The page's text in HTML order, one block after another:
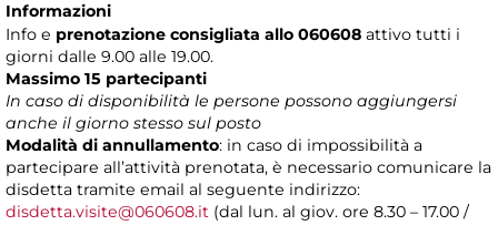
Informazioni
Info e prenotazione consigliata allo 060608 attivo tutti i
giorni dalle 9.00 alle 19.00.
Massimo 15 partecipanti
In caso di disponibilità le persone possono aggiungersi
anche il giorno stesso sul posto
Modalità di annullamento: in caso di impossibilità a
partecipare all’attività prenotata, è necessario comunicare la
disdetta tramite email al seguente indirizzo:
disdetta.visite@060608.it (dal lun. al giov. ore 8.30 – 17.00 /